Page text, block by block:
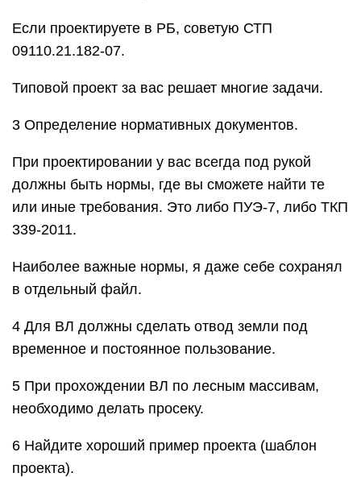
Если проектируете в РБ, советую СТП
09110.21.182-07.
Типовой проект за вас решает многие задачи.
3 Определение нормативных документов.
При проектировании у вас всегда под рукой
должны быть нормы, где вы сможете найти те
или иные требования. Это либо ПУЭ-7, либо ТКП
339-2011.
Наиболее важные нормы, я даже себе сохранял
в отдельный файл.
4 Для ВЛ должны сделать отвод земли под
временное и постоянное пользование.
5 При прохождении ВЛ по лесным массивам,
необходимо делать просеку.
6 Найдите хороший пример проекта (шаблон
проекта).